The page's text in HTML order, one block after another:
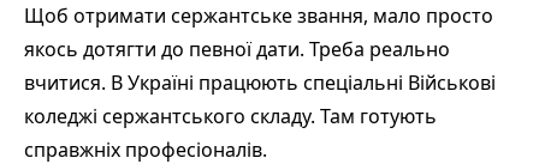
Щоб отримати сержантське звання, мало просто
якось дотягти до певної дати. Треба реально
вчитися. В Україні працюють спеціальні Військові
коледжі сержантського складу. Там готують
справжніх професіоналів.